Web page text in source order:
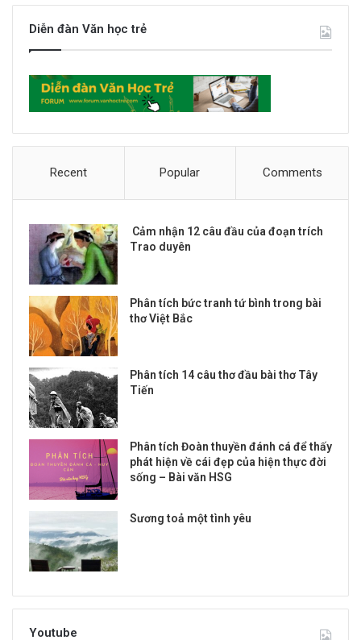
Diễn đàn Văn học trẻ
Recent Popular Comments
Cảm nhận 12 câu đầu của đoạn trích
Trao duyên
Phân tích bức tranh tứ bình trong bài
thơ Việt Bắc
Phân tích 14 câu thơ đầu bài thơ Tây
Tiến
Phân tích Đoàn thuyền đánh cá để thấy
phát hiện về cái đẹp của hiện thực đời
sống – Bài văn HSG
Sương toả một tình yêu
Youtube